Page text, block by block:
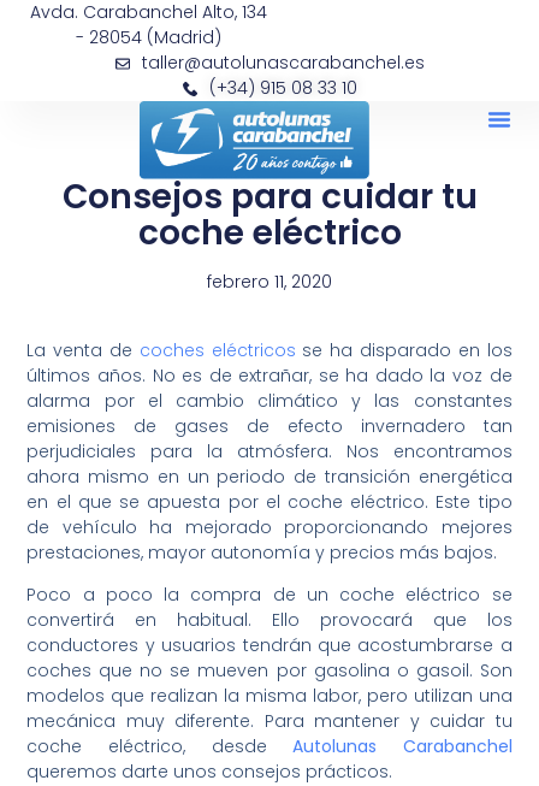
Avda. Carabanchel Alto, 134
- 28054 (Madrid)
taller@autolunascarabanchel.es
(+34) 915 08 33 10
Consejos para cuidar tu
coche eléctrico
febrero 11, 2020
La venta de coches eléctricos se ha disparado en los
últimos años. No es de extrañar, se ha dado la voz de
alarma por el cambio climático y las constantes
emisiones de gases de efecto invernadero tan
perjudiciales para la atmósfera. Nos encontramos
ahora mismo en un periodo de transición energética
en el que se apuesta por el coche eléctrico. Este tipo
de vehículo ha mejorado proporcionando mejores
prestaciones, mayor autonomía y precios más bajos.
Poco a poco la compra de un coche eléctrico se
convertirá en habitual. Ello provocará que los
conductores y usuarios tendrán que acostumbrarse a
coches que no se mueven por gasolina o gasoil. Son
modelos que realizan la misma labor, pero utilizan una
mecánica muy diferente. Para mantener y cuidar tu
coche eléctrico, desdeAutolunas Carabanchel
queremos darte unos consejos prácticos.